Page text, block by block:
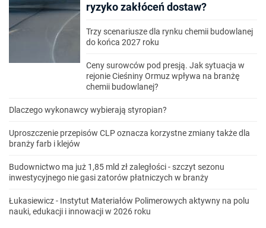
ryzyko zakłóceń dostaw?
Trzy scenariusze dla rynku chemii budowlanej
do końca 2027 roku
Ceny surowców pod presją. Jak sytuacja w
rejonie Cieśniny Ormuz wpływa na branżę
chemii budowlanej?
Dlaczego wykonawcy wybierają styropian?
Uproszczenie przepisów CLP oznacza korzystne zmiany także dla
branży farb i klejów
Budownictwo ma już 1,85 mld zł zaległości - szczyt sezonu
inwestycyjnego nie gasi zatorów płatniczych w branży
Łukasiewicz - Instytut Materiałów Polimerowych aktywny na polu
nauki, edukacji i innowacji w 2026 roku